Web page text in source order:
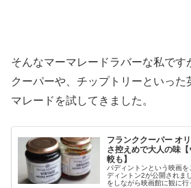
そんなマーマレードラバーな私です
クーパーや、チップトリーといった
マレードを試してきました。
フランククーパー オ
さ控えめで大人の味
較も】
パディントンという映画
ディントン2が公開されま
をしながら映画館に観に行